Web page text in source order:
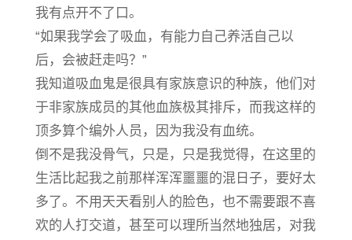
我有点开不了口。
“如果我学会了吸血，有能力自己养活自己以
后，会被赶走吗？”
我知道吸血鬼是很具有家族意识的种族，他们对
于非家族成员的其他血族极其排斥，而我这样的
顶多算个编外人员，因为我没有血统。
倒不是我没骨气，只是，只是我觉得，在这里的
生活比起我之前那样浑浑噩噩的混日子，要好太
多了。不用天天看别人的脸色，也不需要跟不喜
欢的人打交道，甚至可以理所当然地独居，对我